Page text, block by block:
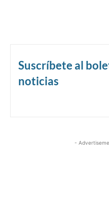
Suscríbete al
noticias
-